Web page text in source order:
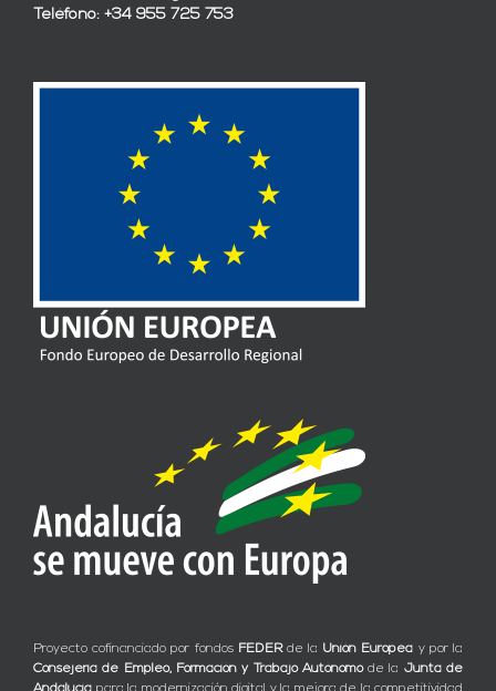
Teléfono: +34 955 725 753
Proyecto cofinanciado por fondos FEDERde la Unión Europea y por la
Consejería de Empleo, Formación y Trabajo Autónomode la Junta de